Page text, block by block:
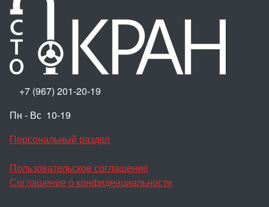
+7 (967) 201-20-19
Пн - Вс 10-19
Персональный раздел
Пользовательское соглашение
Соглашение о конфиденциальности